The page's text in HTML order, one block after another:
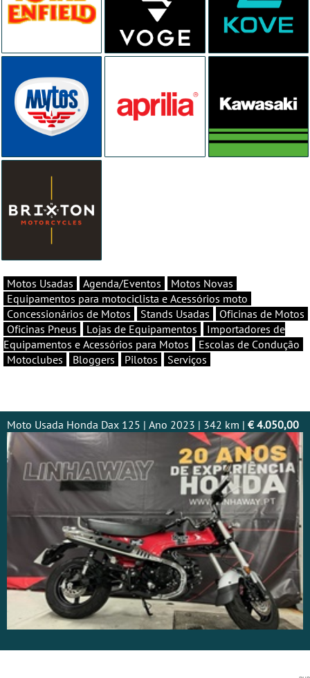
Motos Usadas Agenda/Eventos
Motos Novas
Equipamentos para motociclista e Acessórios moto
Concessionários de Motos
Stands Usadas
Oficinas de Motos
Oficinas Pneus
Lojas de Equipamentos
Importadores de
Equipamentos e Acessórios para Motos
Escolas de Condução
Motoclubes
Bloggers Pilotos Serviços
Moto Usada Honda Dax 125 | Ano 2023 | 342 km | € 4.050,00